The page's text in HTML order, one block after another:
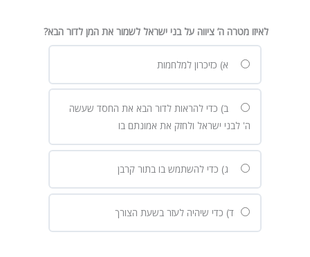
לאיזו מטרה ה’ ציווה על בני ישראל לשמור את המן לדור הבא?
א) כזיכרון למלחמות
ב) כדי להראות לדור הבא את החסד שעשה
ה' לבני ישראל ולחזק את אמונתם בו
ג) כדי להשתמש בו בתור קרבן
ד) כדי שיהיה לעזר בשעת הצורך